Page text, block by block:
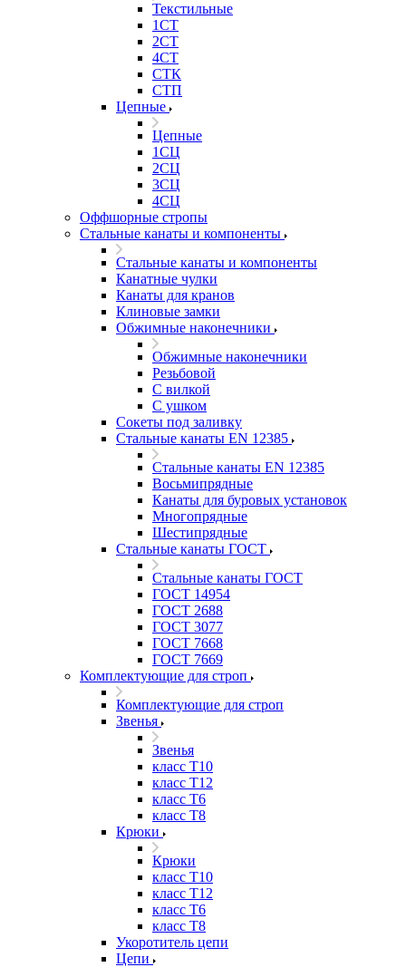
Текстильные
1СТ
2СТ
4СТ
СТК
СТП
Цепные
Цепные
1СЦ
2СЦ
3СЦ
4СЦ
Оффшорные стропы
Стальные канаты и компоненты
Стальные канаты и компоненты
Канатные чулки
Канаты для кранов
Клиновые замки
Обжимные наконечники
Обжимные наконечники
Резьбовой
С вилкой
С ушком
Сокеты под заливку
Стальные канаты EN 12385
Стальные канаты EN 12385
Восьмипрядные
Канаты для буровых установок
Многопрядные
Шестипрядные
Стальные канаты ГОСТ
Стальные канаты ГОСТ
ГОСТ 14954
ГОСТ 2688
ГОСТ 3077
ГОСТ 7668
ГОСТ 7669
Комплектующие для строп
Комплектующие для строп
Звенья
Звенья
класс Т10
класс Т12
класс Т6
класс Т8
Крюки
Крюки
класс Т10
класс Т12
класс Т6
класс Т8
Укоротитель цепи
Цепи